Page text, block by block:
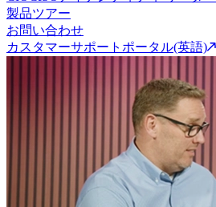
製品ツアー
お問い合わせ
カスタマーサポートポータル(英語)